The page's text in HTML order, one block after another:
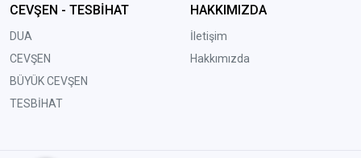
CEVŞEN - TESBİHAT
DUA
CEVŞEN
BÜYÜK CEVŞEN
TESBİHAT
HAKKIMIZDA
İletişim
Hakkımızda